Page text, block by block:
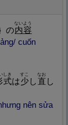
の内容
ないよう
cuốn
Nghĩa: Hình dạng, kiểu dáng
式
Nghĩa: Buổi lễ, kiểu, phương
しき
は少
すこ
し 直
Nghĩa: Thẳng thắn, ngay thẳng,
なお
し
nên sửa